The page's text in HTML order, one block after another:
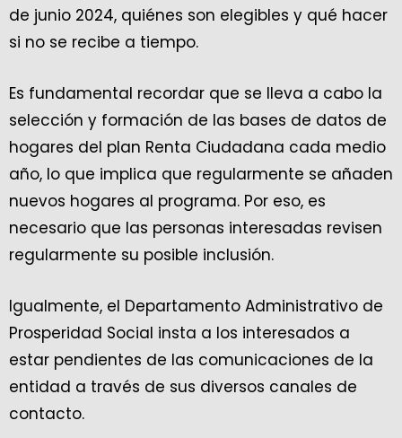
de junio 2024, quiénes son elegibles y qué hacer
si no se recibe a tiempo.
Es fundamental recordar que se lleva a cabo la
selección y formación de las bases de datos de
hogares del plan Renta Ciudadana cada medio
año, lo que implica que regularmente se añaden
nuevos hogares al programa. Por eso, es
necesario que las personas interesadas revisen
regularmente su posible inclusión.
Igualmente, el Departamento Administrativo de
Prosperidad Social insta a los interesados a
estar pendientes de las comunicaciones de la
entidad a través de sus diversos canales de
contacto.